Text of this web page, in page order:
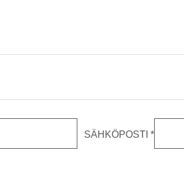
SÄHKÖPOSTI*